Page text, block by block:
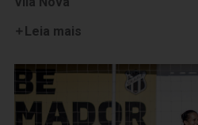
Leia mais